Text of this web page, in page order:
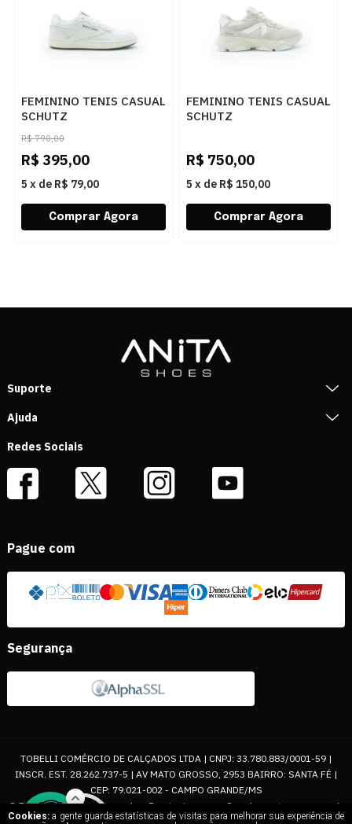
FEMININO TENIS CASUAL
SCHUTZ
S2257500010008 WHITE
R$ 790,00
R$ 395,00
5 x de R$ 79,00
FEMININO TENIS CASUAL
SCHUTZ
R$ 750,00
5 x de R$ 150,00
Suporte
Ajuda
Redes Sociais
Pague com
Segurança
TOBELLI COMÉRCIO DE CALÇADOS LTDA | CNPJ: 33.780.883/0001-59 |
INSCR. EST. 28.262.737-5 | AV MATO GROSSO, 2953 BAIRRO: SANTA FÉ |
CEP: 79.021-002 - CAMPO GRANDE/MS
© Todos os direitos reservados. Eventuais promoções, descontos e prazos de
pagamento expostos aqui são válidos apenas para compras via internet. As
Cookies: a gente guarda estatísticas de visitas para melhorar sua experiência de